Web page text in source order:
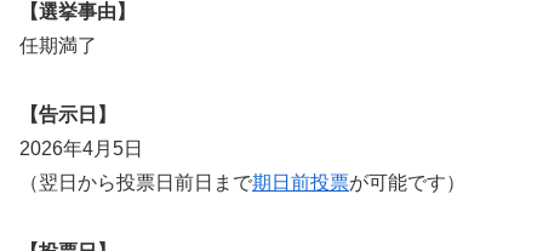
【選挙事由】
任期満了
【告示日】
2026年4月5日
（翌日から投票日前日まで期日前投票が可能です）